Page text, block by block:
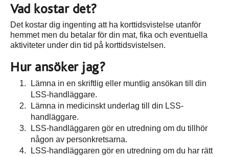
Vad kostar det?
Det kostar dig ingenting att ha korttidsvistelse utanför
hemmet men du betalar för din mat, fika och eventuella
aktiviteter under din tid på korttidsvistelsen.
Hur ansöker jag?
Lämna in en skriftlig eller muntlig ansökan till din
LSS-handläggare.
Lämna in medicinskt underlag till din LSS-
handläggare.
LSS-handläggaren gör en utredning om du tillhör
någon av personkretsarna.
LSS-handläggaren gör en utredning om du har rätt